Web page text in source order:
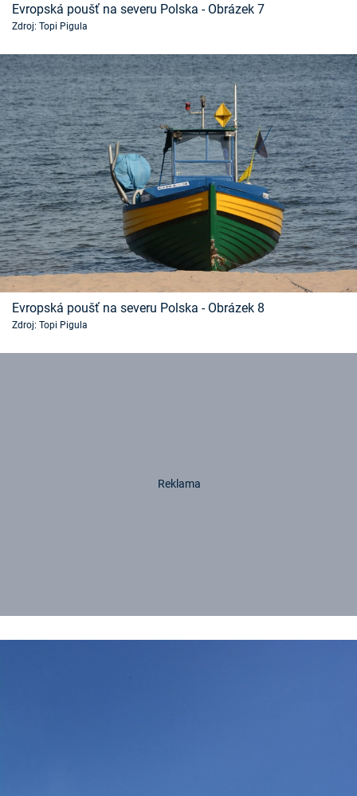
Evropská poušť na severu Polska - Obrázek 7
Zdroj: Topi Pigula
Evropská poušť na severu Polska - Obrázek 8
Zdroj: Topi Pigula